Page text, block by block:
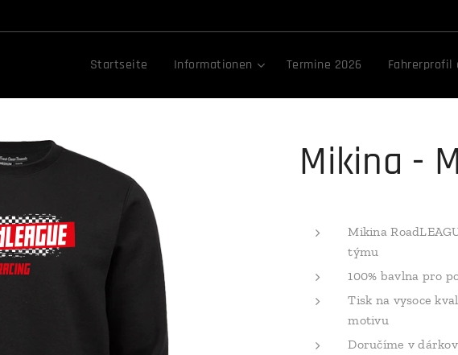
Startseite Informationen Termine 2026 Fahrerprofil
Mikina -
Mikina
týmu
100% bavlna pro
Tisk na vysoce
motivu
Doručíme v